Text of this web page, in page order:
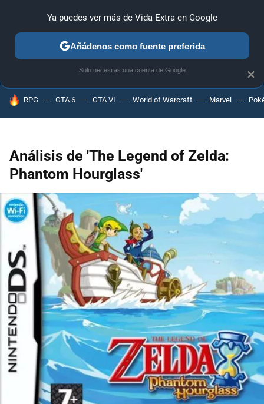
ANÁLISIS GUÍAS Y TRUCOS PC SONY NINTENDO
HOY SE HABLA DE
RPG GTA 6 GTA VI World of Warcraft Marvel
Análisis de 'The Legend of Zelda:
Phantom Hourglass'
×
Ya puedes ver más de Vida Extra en Google
Añádenos como fuente preferida
Solo necesitas una cuenta de Google